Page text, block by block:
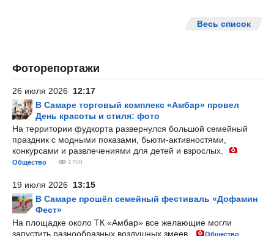
Весь список
Фоторепортажи
26 июля 2026 12:17
В Самаре торговый комплекс «Амбар» провел
День красоты и стиля: фото
На территории фудкорта развернулся большой семейный
праздник с модными показами, бьюти-активностями,
конкурсами и развлечениями для детей и взрослых.
Общество 1700
19 июля 2026 13:15
В Самаре прошёл семейный фестиваль «Дофамин
Фест»
На площадке около ТК «Амбар» все желающие могли
запустить разнообразных воздушных змеев.
Общество